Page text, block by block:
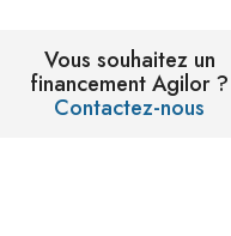
Vous souhaitez un
financement Agilor ?
Contactez-nous